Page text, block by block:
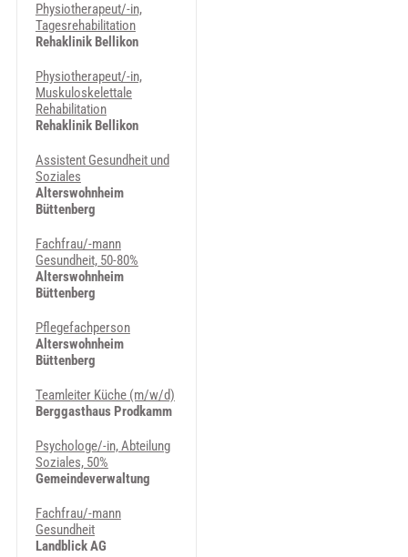
Physiotherapeut/-in,
Tagesrehabilitation
Rehaklinik Bellikon
Physiotherapeut/-in,
Muskuloskelettale
Rehabilitation
Rehaklinik Bellikon
Assistent Gesundheit und
Soziales
Alterswohnheim
Büttenberg
Fachfrau/-mann
Gesundheit, 50-80%
Alterswohnheim
Büttenberg
Pflegefachperson
Alterswohnheim
Büttenberg
Teamleiter Küche (m/w/d)
Berggasthaus Prodkamm
Psychologe/-in, Abteilung
Soziales, 50%
Gemeindeverwaltung
Fachfrau/-mann
Gesundheit
Landblick AG